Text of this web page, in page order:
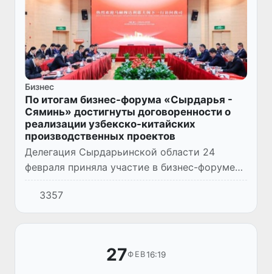
Бизнес
По итогам бизнес-форума «Сырдарья -
Сяминь» достигнуты договоренности о
реализации узбекско-китайских
производственных проектов
Делегация Сырдарьинской области 24
февраля приняла участие в бизнес-форуме
«Сырдарья - Сяминь», который прошел в
городе Сяминь китайской провинции
Фуцзянь. В мероприятии приняли уч...
3357
27ФЕВ16:19